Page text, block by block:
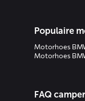
Populaire
Motorhoes
Motorhoes
FAQ